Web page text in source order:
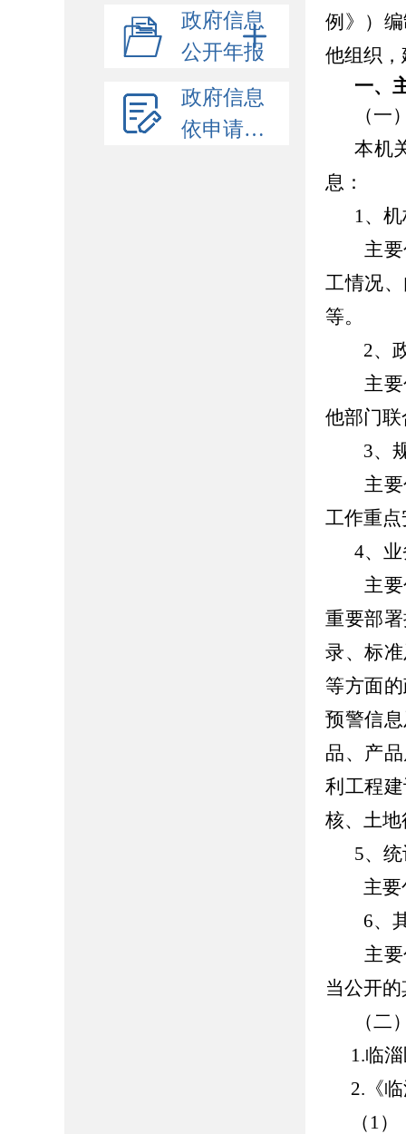
政府信息
公开年报
政府信息
依申请公开
例》）
他组织
一、
（
本机
息：
1、
主要
工情况
等。
2、政
主要
他部门
3、规
主要包
工作重
4、
主
重要部
录、标
等方面
预警信
品、产
利工程
核、土
5、
主
6、
主
当公开
（二
1.临
2.《
（1